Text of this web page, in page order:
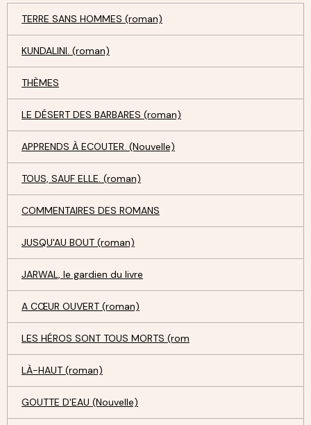
TERRE SANS HOMMES (roman)
KUNDALINI. (roman)
THÈMES
LE DÉSERT DES BARBARES (roman)
APPRENDS À ECOUTER. (Nouvelle)
TOUS, SAUF ELLE. (roman)
COMMENTAIRES DES ROMANS
JUSQU'AU BOUT (roman)
JARWAL, le gardien du livre
A CŒUR OUVERT (roman)
LES HÉROS SONT TOUS MORTS (rom
LÀ-HAUT (roman)
GOUTTE D'EAU (Nouvelle)